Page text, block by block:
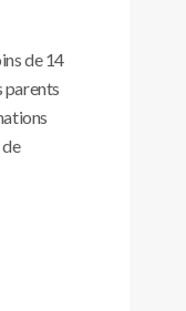
de 14
parents